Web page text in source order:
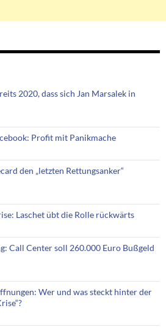
2020, dass sich Jan Marsalek in
Profit mit Panikmache
den „letzten Rettungsanker“
Laschet übt die Rolle rückwärts
Call Center soll 260.000 Euro Bußgeld
Wer und was steckt hinter der